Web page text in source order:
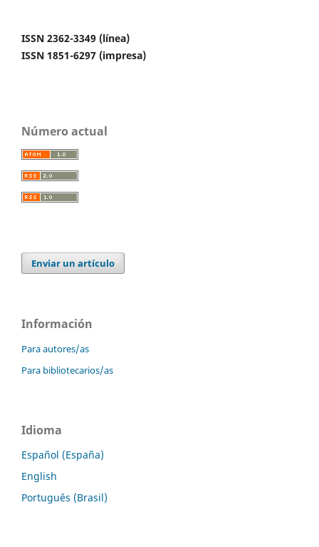
ISSN 2362-3349 (línea)
ISSN 1851-6297 (impresa)
Número actual
Enviar un artículo
Información
Para autores/as
Para bibliotecarios/as
Idioma
Español (España)
English
Português (Brasil)